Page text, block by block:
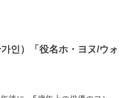
인）「役名ホ・ヨヌ/ウォ